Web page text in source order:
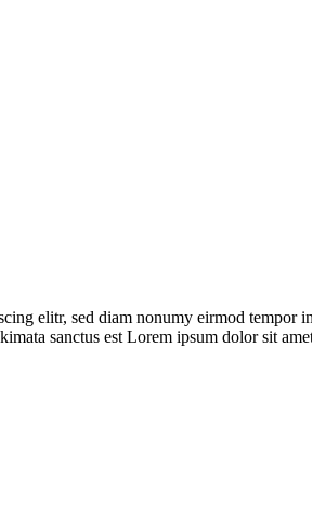
elitr, sed diam nonumy eirmod
sanctus est Lorem ipsum dolor sit